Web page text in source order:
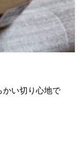
かい切り心地で